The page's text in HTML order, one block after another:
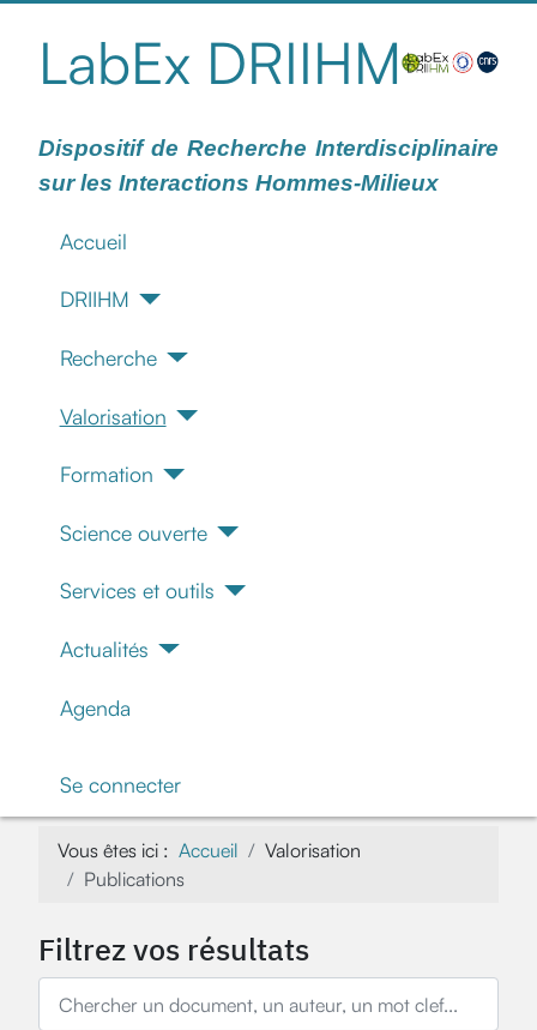
LabEx DRIIHM
Dispositif de Recherche Interdisciplinaire
sur les Interactions Hommes-Milieux
Accueil
DRIIHM
Recherche
Valorisation
Formation
Science ouverte
Services et outils
Actualités
Agenda
Se connecter
Vous êtes ici : Accueil
Valorisation
Publications
Filtrez vos résultats